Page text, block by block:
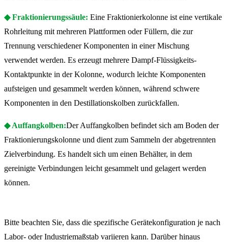
◆ Fraktionierungssäule: Eine Fraktionierkolonne ist eine vertikale
Rohrleitung mit mehreren Plattformen oder Füllern, die zur
Trennung verschiedener Komponenten in einer Mischung
verwendet werden. Es erzeugt mehrere Dampf-Flüssigkeits-
Kontaktpunkte in der Kolonne, wodurch leichte Komponenten
aufsteigen und gesammelt werden können, während schwere
Komponenten in den Destillationskolben zurückfallen.
◆ Auffangkolben:Der Auffangkolben befindet sich am Boden der
Fraktionierungskolonne und dient zum Sammeln der abgetrennten
Zielverbindung. Es handelt sich um einen Behälter, in dem
gereinigte Verbindungen leicht gesammelt und gelagert werden
können.
Bitte beachten Sie, dass die spezifische Gerätekonfiguration je nach
Labor- oder Industriemaßstab variieren kann. Darüber hinaus